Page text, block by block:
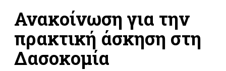
Ανακοίνωση για την
πρακτική άσκηση στη
Δασοκομία